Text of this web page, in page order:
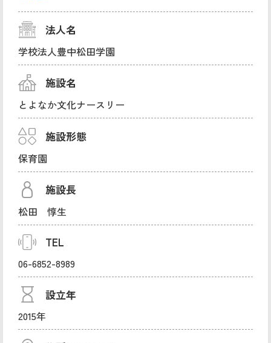
法人名
学校法人豊中松田学園
施設名
とよなか文化ナースリー
施設形態
保育園
施設長
松田 惇生
TEL
06-6852-8989
設立年
2015年